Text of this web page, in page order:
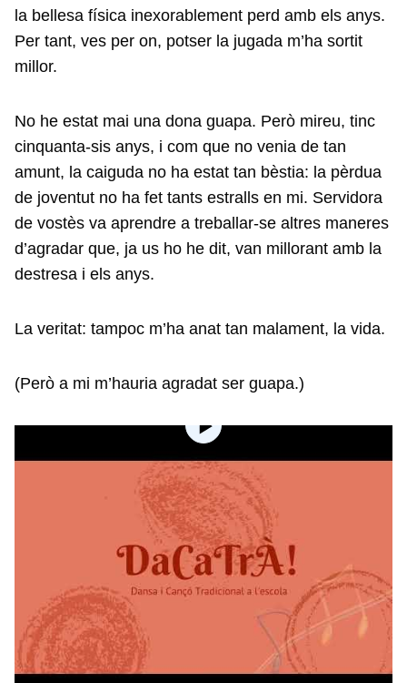
la bellesa física inexorablement perd amb els anys.
Per tant, ves per on, potser la jugada m’ha sortit
millor.
No he estat mai una dona guapa. Però mireu, tinc
cinquanta-sis anys, i com que no venia de tan
amunt, la caiguda no ha estat tan bèstia: la pèrdua
de joventut no ha fet tants estralls en mi. Servidora
de vostès va aprendre a treballar-se altres maneres
d’agradar que, ja us ho he dit, van millorant amb la
destresa i els anys.
La veritat: tampoc m’ha anat tan malament, la vida.
(Però a mi m’hauria agradat ser guapa.)